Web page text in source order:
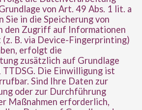
von Art. 49 Abs. 1 lit. a
Sie in die Speicherung von
den Zugriff auf Informationen
(z. B. via Device-Fingerprinting)
erfolgt die
zusätzlich auf Grundlage
TTDSG. Die Einwilligung ist
Sind Ihre Daten zur
oder zur Durchführung
Maßnahmen erforderlich,